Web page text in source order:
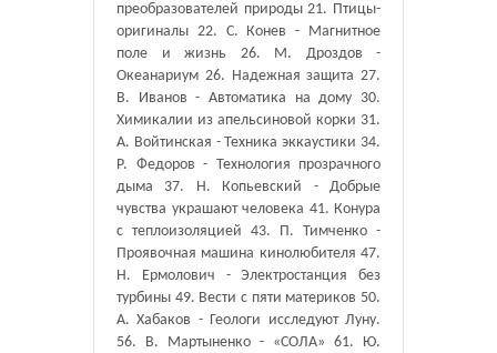
преобразователей природы 21. Птицы-
оригиналы 22. С. Конев - Магнитное
поле и жизнь 26. М. Дроздов -
Океанариум 26. Надежная защита 27.
В. Иванов - Автоматика на дому 30.
Химикалии из апельсиновой корки 31.
А. Войтинская - Техника эккаустики 34.
Р. Федоров - Технология прозрачного
дыма 37. Н. Копьевский - Добрые
чувства украшают человека 41. Конура
с теплоизоляцией 43. П. Тимченко -
Проявочная машина кинолюбителя 47.
Н. Ермолович - Электростанция без
турбины 49. Вести с пяти материков 50.
А. Хабаков - Геологи исследуют Луну.
56. В. Мартыненко - «СОЛА» 61. Ю.